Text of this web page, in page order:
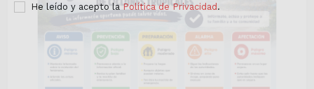
SUSCRÍBETE AHORA
He leído y acepto laPolítica de Privacidad .